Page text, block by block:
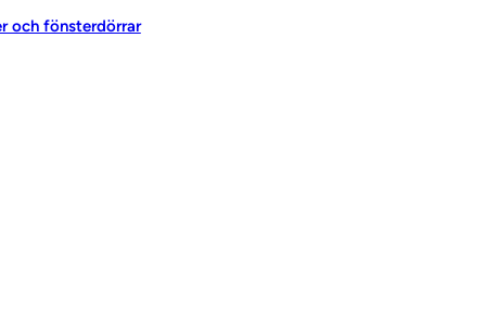
och fönsterdörrar
unika